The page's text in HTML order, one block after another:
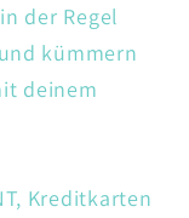
der Regel
kümmern
deinem
Kreditkarten